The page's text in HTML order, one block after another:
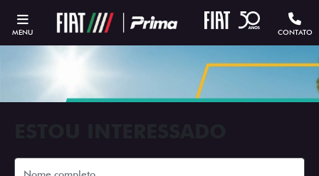
MENU CONTATO